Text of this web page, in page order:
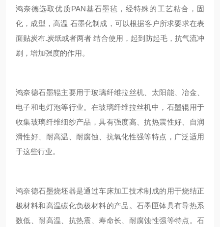
鸿奈德选取优质PAN基石墨毡，经特殊的工艺粘合，固
化，成型，高温 石墨化制成，可以根据客户所求要求在表
面贴炭布.炭纸或者两者 结合使用，起到防起毛，抗气流冲
刷，增加强度的作用。
鸿奈德石墨辊主要用于玻璃纤维拉丝机、太阳能、冶金、
电子和电灯泡等行业。在玻璃纤维拉丝机中，石墨辊用于
收集玻璃纤维细纱产品，具有强度高、抗热震性好、自润
滑性好、耐高温、耐腐蚀、抗氧化性强等特点，广泛适用
于这些行业。
鸿奈德石墨烧坯器是通过车床加工技术制成的用于烧结正
极材料和高温碳化负极材料的产品。石墨匣钵具有导热系
数低、耐高温、抗热震、寿命长、耐腐蚀性强等特点。石